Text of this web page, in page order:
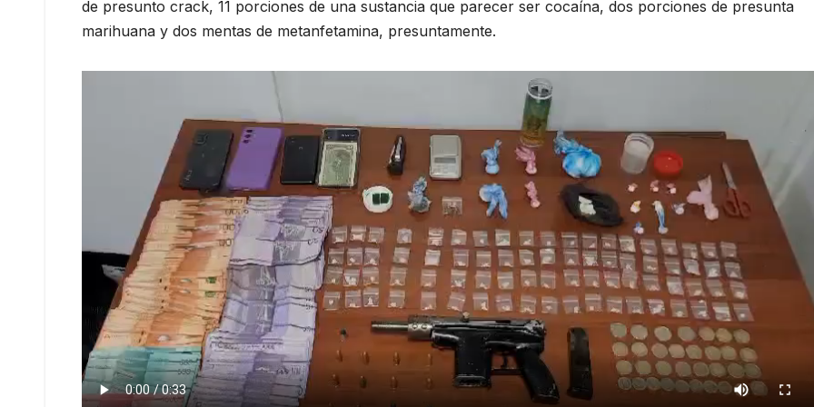
de presunto crack, 11 porciones de una sustancia que parecer ser cocaína, dos porciones de presunta
marihuana y dos mentas de metanfetamina, presuntamente.